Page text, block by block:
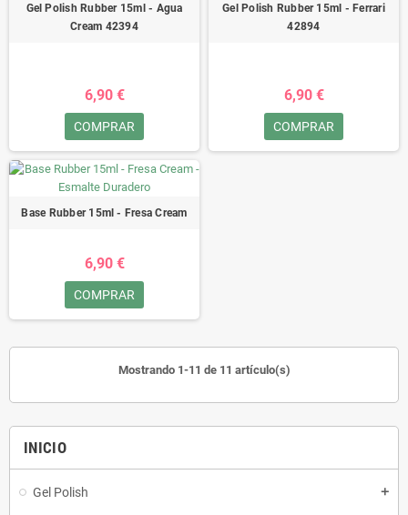
INICIO
Gel Polish add
Gel Polish Rubber 15ml - Agua
Cream 42394
6,90 €
COMPRAR
Gel Polish Rubber 15ml - Ferrari
42894
6,90 €
COMPRAR
Base Rubber 15ml - Fresa Cream
6,90 €
COMPRAR
Mostrando 1-11 de 11 artículo(s)